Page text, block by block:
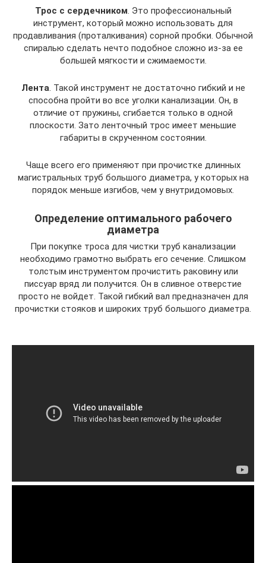
Трос с сердечником. Это профессиональный
инструмент, который можно использовать для
продавливания (проталкивания) сорной пробки. Обычной
спиралью сделать нечто подобное сложно из-за ее
большей мягкости и сжимаемости.
Лента. Такой инструмент не достаточно гибкий и не
способна пройти во все уголки канализации. Он, в
отличие от пружины, сгибается только в одной
плоскости. Зато ленточный трос имеет меньшие
габариты в скрученном состоянии.
Чаще всего его применяют при прочистке длинных
магистральных труб большого диаметра, у которых на
порядок меньше изгибов, чем у внутридомовых.
Определение оптимального рабочего
диаметра
При покупке троса для чистки труб канализации
необходимо грамотно выбрать его сечение. Слишком
толстым инструментом прочистить раковину или
писсуар вряд ли получится. Он в сливное отверстие
просто не войдет. Такой гибкий вал предназначен для
прочистки стояков и широких труб большого диаметра.